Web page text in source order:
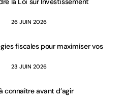
26 JUIN 2026
fiscales pour maximiser vos
23 JUIN 2026
connaître avant d’agir